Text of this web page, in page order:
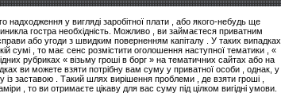
у вигляді заробітної плати , або якого-небудь ще
гостра необхідність. Можливо , ви займаєтеся приватним
або угоди з швидким поверненням капіталу . У таких випадках
сумі , то має сенс розмістити оголошення наступної тематики , «
рубриках « візьму гроші в борг » на тематичних сайтах або на
ви можете взяти потрібну вам суму у приватної особи , однак, у
із заставою . Такий шлях вирішення проблеми , де взяти гроші ,
, то ви отримаєте цікаву для вас суму під цілком вигідні умови.